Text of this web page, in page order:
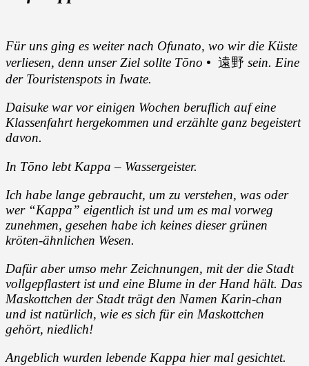
Für uns ging es weiter nach Ofunato, wo wir die Küste
verliesen, denn unser Ziel sollte Tōno • 遠野 sein. Eine
der Touristenspots in Iwate.
Daisuke war vor einigen Wochen beruflich auf eine
Klassenfahrt hergekommen und erzählte ganz begeistert
davon.
In Tōno lebt Kappa – Wassergeister.
Ich habe lange gebraucht, um zu verstehen, was oder
wer “Kappa” eigentlich ist und um es mal vorweg
zunehmen, gesehen habe ich keines dieser grünen
kröten-ähnlichen Wesen.
Dafür aber umso mehr Zeichnungen, mit der die Stadt
vollgepflastert ist und eine Blume in der Hand hält. Das
Maskottchen der Stadt trägt den Namen Karin-chan
und ist natürlich, wie es sich für ein Maskottchen
gehört, niedlich!
Angeblich wurden lebende Kappa hier mal gesichtet.